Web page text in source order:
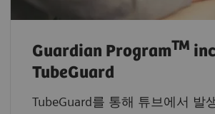
Guardian ProgramTM
TubeGuard
TubeGuard를 통해 튜브에서 발